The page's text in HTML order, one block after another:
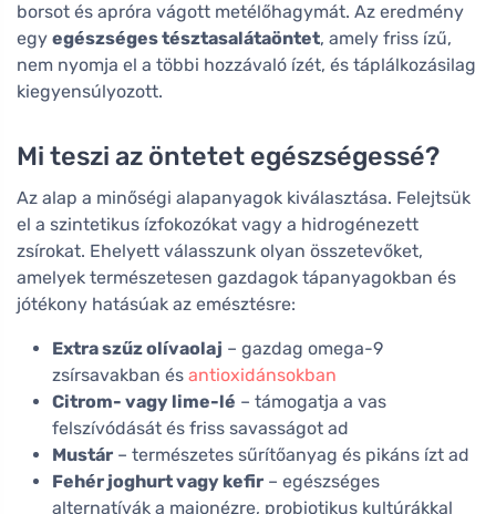
borsot és apróra vágott metélőhagymát. Az eredmény
egy egészséges tésztasalátaöntet, amely friss ízű,
nem nyomja el a többi hozzávaló ízét, és táplálkozásilag
kiegyensúlyozott.
Mi teszi az öntetet egészségessé?
Az alap a minőségi alapanyagok kiválasztása. Felejtsük
el a szintetikus ízfokozókat vagy a hidrogénezett
zsírokat. Ehelyett válasszunk olyan összetevőket,
amelyek természetesen gazdagok tápanyagokban és
jótékony hatásúak az emésztésre:
Extra szűz olívaolaj – gazdag omega-9
zsírsavakban és antioxidánsokban
Citrom- vagy lime-lé – támogatja a vas
felszívódását és friss savasságot ad
Mustár – természetes sűrítőanyag és pikáns ízt ad
Fehér joghurt vagy kefir – egészséges
alternatívák a majonézre, probiotikus kultúrákkal